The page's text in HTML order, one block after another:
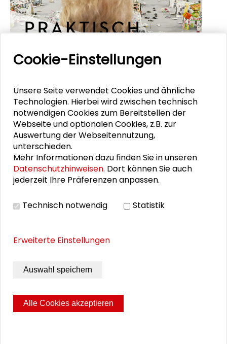
Schader-Dialog 2/21. Das Magazin
der Schader-Stiftung zum Dialog
zwischen
Gesellschaftswissenschaften und
Praxis erscheint zweimal jährlich.
Schutzgebühr: kostenfrei
Cookie-Einstellungen
Unsere Seite verwendet Cookies und ähnliche
Technologien. Hierbei wird zwischen technisch
notwendigen Cookies zum Bereitstellen der
Webseite und optionalen Cookies, z.B. zur
Auswertung der Webseitennutzung,
unterschieden.
Mehr Informationen dazu finden Sie in unseren
Datenschutzhinweisen. Dort können Sie auch
jederzeit Ihre Präferenzen anpassen.
Technisch notwendig Statistik
Erweiterte Einstellungen
Auswahl speichern
Alle Cookies akzeptieren